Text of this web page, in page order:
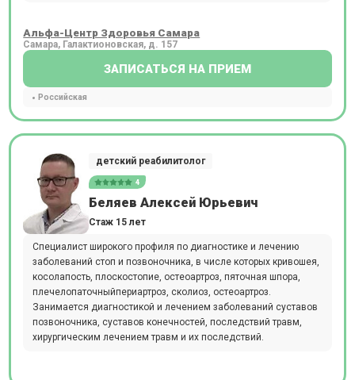
Альфа-Центр Здоровья Самара
Самара, Галактионовская, д. 157
ЗАПИСАТЬСЯ НА ПРИЕМ
Российская
детский реабилитолог
4
Беляев Алексей Юрьевич
Стаж 15 лет
Специалист широкого профиля по диагностике и лечению
заболеваний стоп и позвоночника, в числе которых кривошея,
косолапость, плоскостопие, остеоартроз, пяточная шпора,
плечелопаточныйпериартроз, сколиоз, остеоартроз.
Занимается диагностикой и лечением заболеваний суставов
позвоночника, суставов конечностей, последствий травм,
хирургическим лечением травм и их последствий.